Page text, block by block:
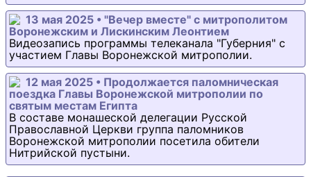
13 мая 2025 • "Вечер вместе" с митрополитом
Воронежским и Лискинским Леонтием
Видеозапись программы телеканала "Губерния" с
участием Главы Воронежской митрополии.
12 мая 2025 • Продолжается паломническая
поездка Главы Воронежской митрополии по
святым местам Египта
В составе монашеской делегации Русской
Православной Церкви группа паломников
Воронежской митрополии посетила обители
Нитрийской пустыни.